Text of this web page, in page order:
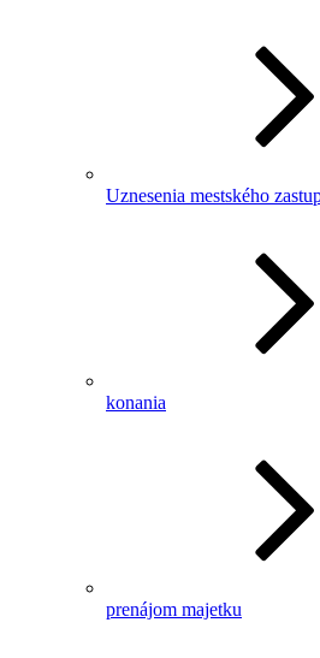
Uznesenia mestského
konania
prenájom majetku